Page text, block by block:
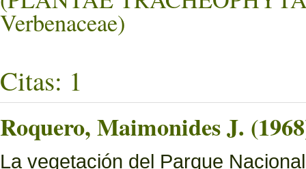
Verbenaceae)
Citas: 1
Roquero, Maimonides J.
La vegetación del Parque